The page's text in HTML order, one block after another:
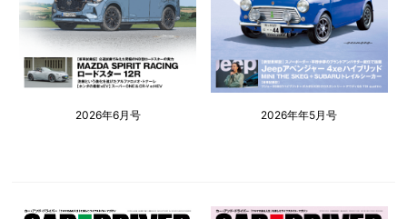
2026年6月号 2026年年5月号